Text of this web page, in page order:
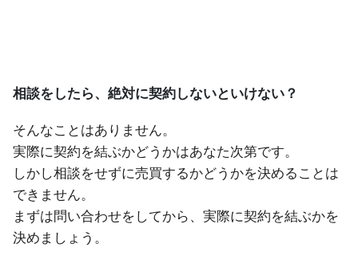
相談をしたら、絶対に契約しないといけない？
そんなことはありません。
実際に契約を結ぶかどうかはあなた次第です。
しかし相談をせずに売買するかどうかを決めることは
できません。
まずは問い合わせをしてから、実際に契約を結ぶかを
決めましょう。